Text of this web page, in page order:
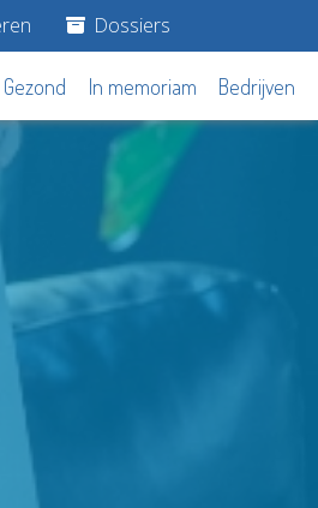
Dossiers
Gezond In memoriam Bedrijven